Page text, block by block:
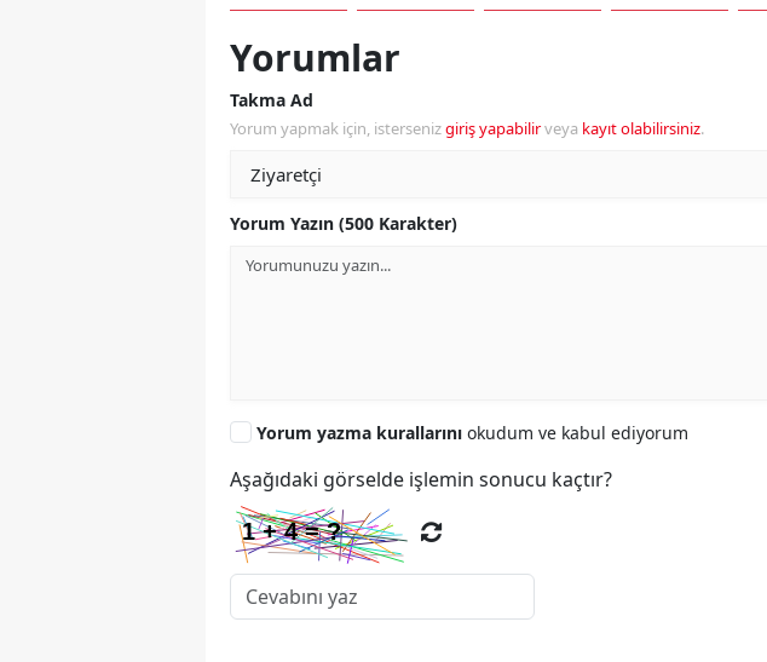
Yorumlar
Takma Ad
Yorum yapmak için, istersenizgiriş yapabilirveya kayıt olabilirsiniz.
Yorum Yazın (500 Karakter)
Yorum yazma kurallarını okudum ve kabul ediyorum
Aşağıdaki görselde işlemin sonucu kaçtır?